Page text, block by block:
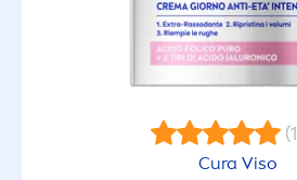
Cura Viso